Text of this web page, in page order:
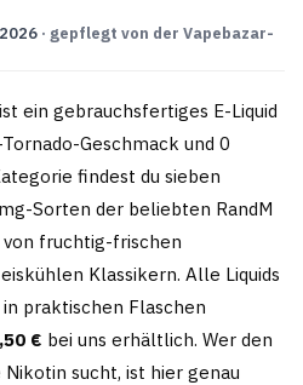
· gepflegt von der Vapebazar-
ist ein gebrauchsfertiges E-Liquid
Geschmack und 0
findest du sieben
Sorten der beliebten RandM
von fruchtig-frischen
Klassikern. Alle Liquids
praktischen Flaschen
€ bei uns erhältlich. Wer den
sucht, ist hier genau